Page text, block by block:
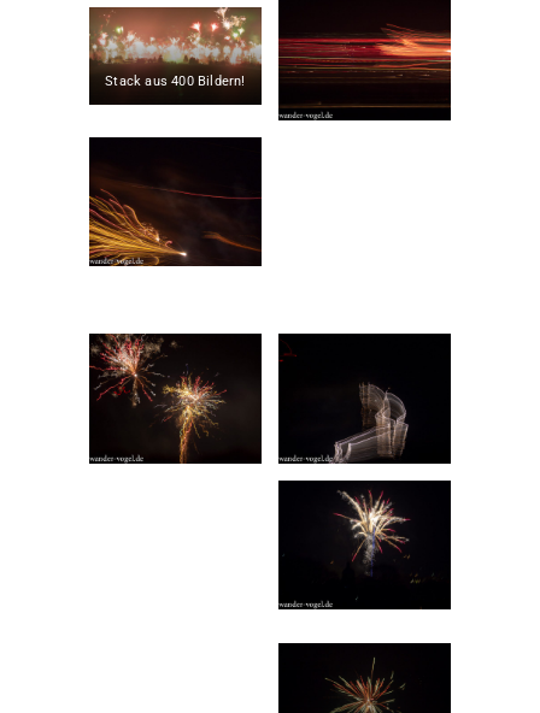
Stack aus 400 Bildern!